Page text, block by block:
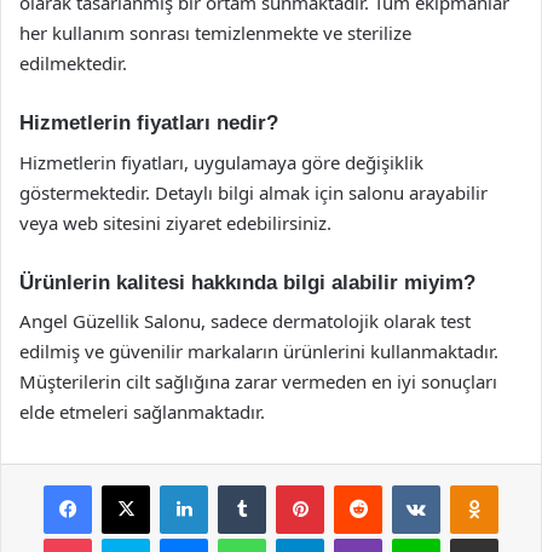
her kullanım sonrası temizlenmekte ve sterilize
edilmektedir.
Hizmetlerin fiyatları nedir?
Hizmetlerin fiyatları, uygulamaya göre değişiklik
göstermektedir. Detaylı bilgi almak için salonu arayabilir
veya web sitesini ziyaret edebilirsiniz.
Ürünlerin kalitesi hakkında bilgi alabilir miyim?
Angel Güzellik Salonu, sadece dermatolojik olarak test
edilmiş ve güvenilir markaların ürünlerini kullanmaktadır.
Müşterilerin cilt sağlığına zarar vermeden en iyi sonuçları
elde etmeleri sağlanmaktadır.
Facebook
X LinkedInTumblr PinterestReddit VKontakte
Pocket Skype MessengerWhatsAppTelegramViber Line E-Posta ile